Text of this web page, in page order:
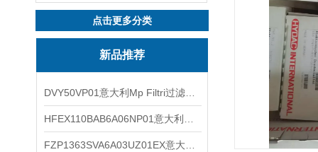
点击更多分类
新品推荐